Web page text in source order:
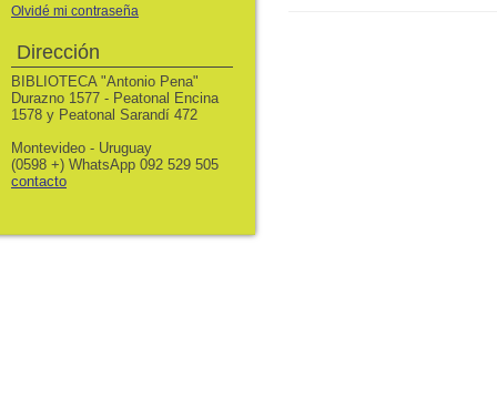
Olvidé mi contraseña
Dirección
BIBLIOTECA "Antonio Pena"
Durazno 1577 - Peatonal Encina
1578 y Peatonal Sarandí 472
Montevideo - Uruguay
(0598 +) WhatsApp 092 529 505
contacto